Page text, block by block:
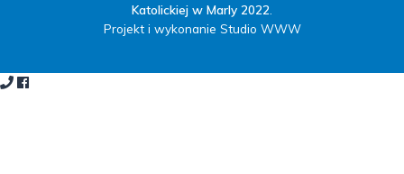
Katolickiej w Marly 2022
Projekt i wykonanie Studio WWW